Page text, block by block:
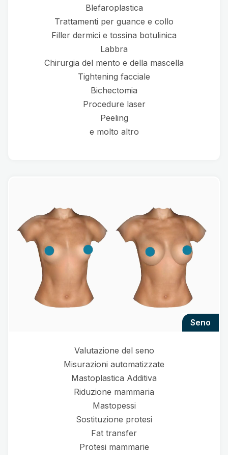
Blefaroplastica
Trattamenti per guance e collo
Filler dermici e tossina botulinica
Labbra
Chirurgia del mento e della mascella
Tightening facciale
Bichectomia
Procedure laser
Peeling
e molto altro
seno
Valutazione del seno
Misurazioni automatizzate
Mastoplastica Additiva
Riduzione mammaria
Mastopessi
Sostituzione protesi
Fat transfer
Protesi mammarie